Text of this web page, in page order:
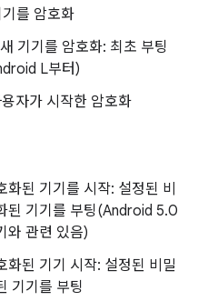
를 암호화
기기를 암호화: 최초 부팅
L부터)
자가 시작한 암호화
화된 기기를 시작: 설정된 비
된 기기를 부팅(Android 5.0
와 관련 있음)
화된 기기 시작: 설정된 비밀
기기를 부팅